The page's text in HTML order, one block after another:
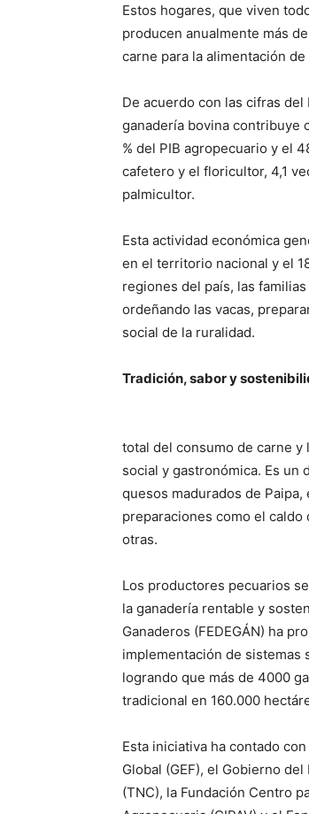
Estos hogares, que viven
producen anualmente más
carne para la alimentación
De acuerdo con las cifras
ganadería bovina contribuye
% del PIB agropecuario y el
cafetero y el floricultor, 4,1
palmicultor.
Esta actividad económica
en el territorio nacional y el
regiones del país, las
ordeñando las vacas,
social de la ruralidad.
Tradición, sabor y
total del consumo de carne
social y gastronómica. Es un
quesos madurados de
preparaciones como el
otras.
Los productores pecuarios
la ganadería rentable y
Ganaderos (FEDEGÁN) ha
implementación de sistemas
logrando que más de 4000
tradicional en 160.000
Esta iniciativa ha contado
Global (GEF), el Gobierno
(TNC), la Fundación Centro